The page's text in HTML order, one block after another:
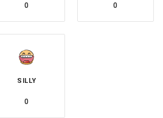
0 0
SILLY
0